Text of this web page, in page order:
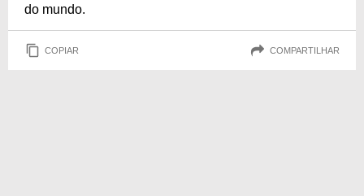
do mundo.
COPIAR COMPARTILHAR